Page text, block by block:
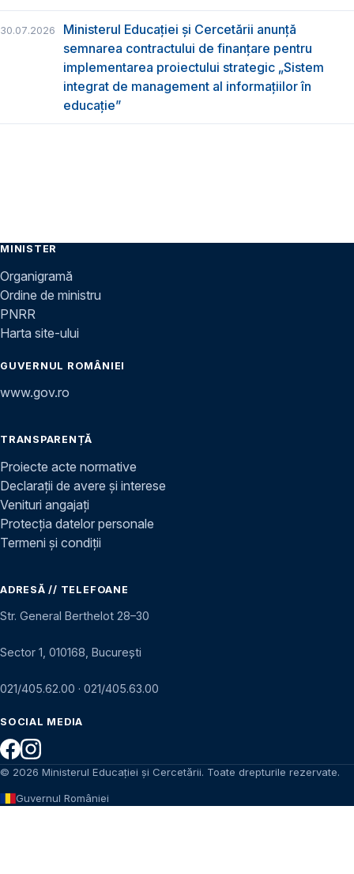
30.07.2026
Ministerul Educației și Cercetării anunță
semnarea contractului de finanțare pentru
implementarea proiectului strategic „Sistem
integrat de management al informațiilor în
educație”
MINISTER
Organigramă
Ordine de ministru
PNRR
Harta site-ului
GUVERNUL ROMÂNIEI
www.gov.ro
TRANSPARENȚĂ
Proiecte acte normative
Declarații de avere și interese
Venituri angajați
Protecția datelor personale
Termeni și condiții
ADRESĂ // TELEFOANE
Str. General Berthelot 28–30
Sector 1, 010168, București
021/405.62.00 · 021/405.63.00
SOCIAL MEDIA
© 2026 Ministerul Educației și Cercetării. Toate drepturile rezervate.
Guvernul României